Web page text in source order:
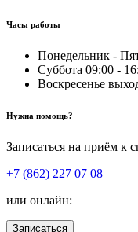
Часы работы
Понедельник -
Суббота 09:00 -
Воскресенье
Нужна помощь?
Записаться на приём к
+7 (862) 227 07 08
или онлайн:
Записаться